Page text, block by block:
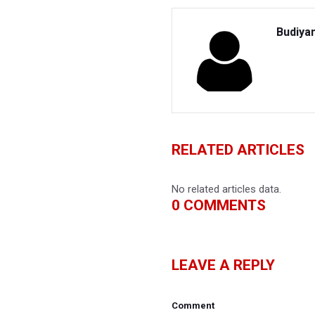
RELATED ARTICLES
No related articles data.
0 COMMENTS
LEAVE A REPLY
Comment